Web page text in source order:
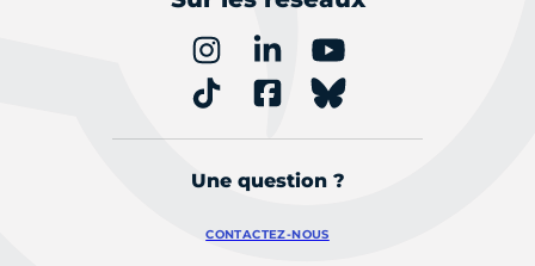
Une question ?
CONTACTEZ-NOUS